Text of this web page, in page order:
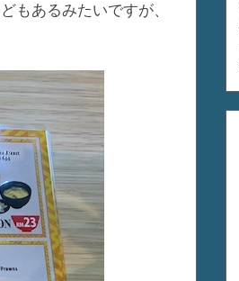
もあるみたいですが、